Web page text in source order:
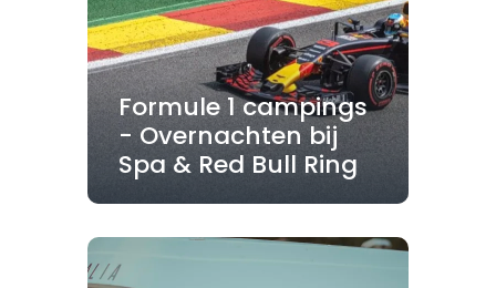
Formule 1 campings
- Overnachten bij
Spa & Red Bull Ring